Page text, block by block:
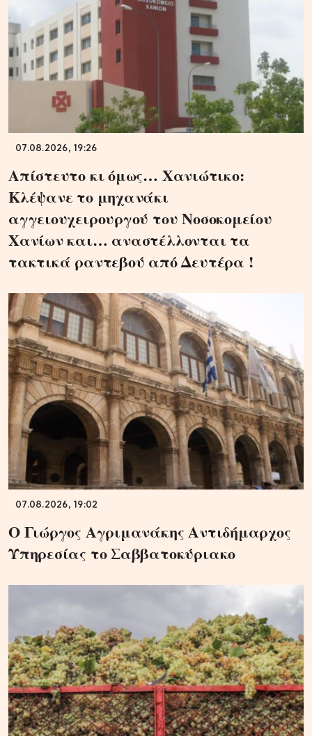
07.08.2026, 19:26
Απίστευτο κι όμως… Χανιώτικο:
Κλέψανε το μηχανάκι
αγγειουχειρουργού του Νοσοκομείου
Χανίων και… αναστέλλονται τα
τακτικά ραντεβού από Δευτέρα !
07.08.2026, 19:02
Ο Γιώργος Αγριμανάκης Αντιδήμαρχος
Υπηρεσίας το Σαββατοκύριακο